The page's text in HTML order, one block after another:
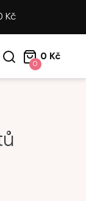
Kč
0
0 Kč